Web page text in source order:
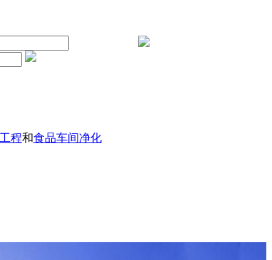
程和食品车间净化